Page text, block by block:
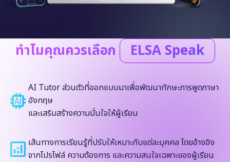
ทำไมคุณควรเลือก ELSA Speak
AI Tutor ส่วนตัวที่ออกแบบมาเพื่อพัฒนาทักษะการพูดภาษา
อังกฤษ
และเสริมสร้างความมั่นใจให้ผู้เรียน
เส้นทางการเรียนรู้ที่ปรับให้เหมาะกับแต่ละบุคคล โดยอ้างอิง
จากโปรไฟล์ ความต้องการ และความสนใจเฉพาะของผู้เรียน